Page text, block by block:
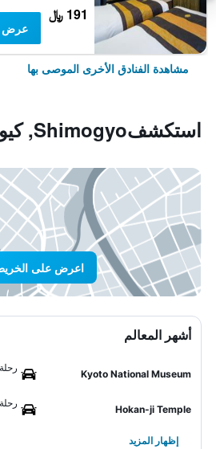
191 ﷼
عرض
مشاهدة الفنادق الأخرى الموصى بها
استكشفShimogyo, كيوتو
اعرض على
أشهر المعالم
Kyoto National Museum
رحلة
Hokan-ji Temple
رحلة
إظهار المزيد